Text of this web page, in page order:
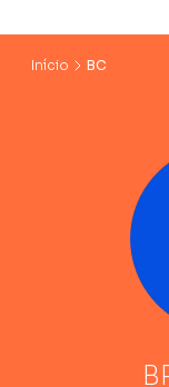
Início BC